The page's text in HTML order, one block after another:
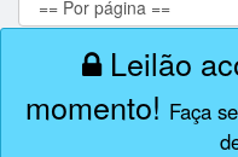
Leilão
momento! Faça